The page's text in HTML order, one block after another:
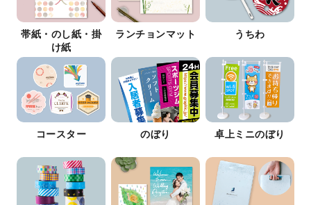
帯紙・のし紙・掛
け紙
ランチョンマット うちわ
コースター のぼり 卓上ミニのぼり